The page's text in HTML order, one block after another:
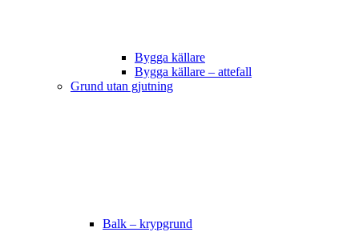
Bygga källare
Bygga källare – attefall
Grund utan gjutning
Balk – krypgrund